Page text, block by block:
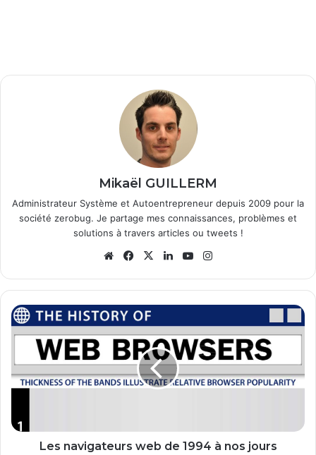
Mikaël GUILLERM
Administrateur Système et Autoentrepreneur depuis 2009 pour la
société zerobug. Je partage mes connaissances, problèmes et
solutions à travers articles ou tweets !
We
te
Fa
bo
ok
X
Lin
din
Yo
ub
e
ra
m
L
e
v
a
Les navigateurs web de 1994 à nos jours